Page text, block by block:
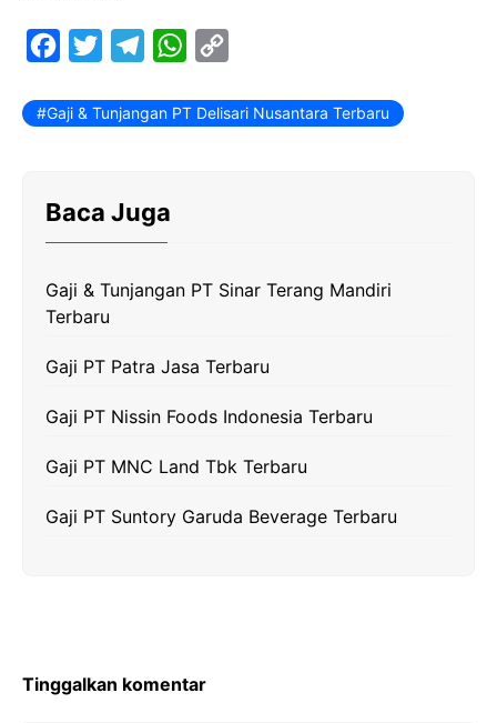
c
o
o
i
e
r
l
r
a
W
a
p
p
k
Gaji & Tunjangan PT Delisari Nusantara Terbaru
Baca Juga
Gaji & Tunjangan PT Sinar Terang Mandiri
Terbaru
Gaji PT Patra Jasa Terbaru
Gaji PT Nissin Foods Indonesia Terbaru
Gaji PT MNC Land Tbk Terbaru
Gaji PT Suntory Garuda Beverage Terbaru
Tinggalkan komentar